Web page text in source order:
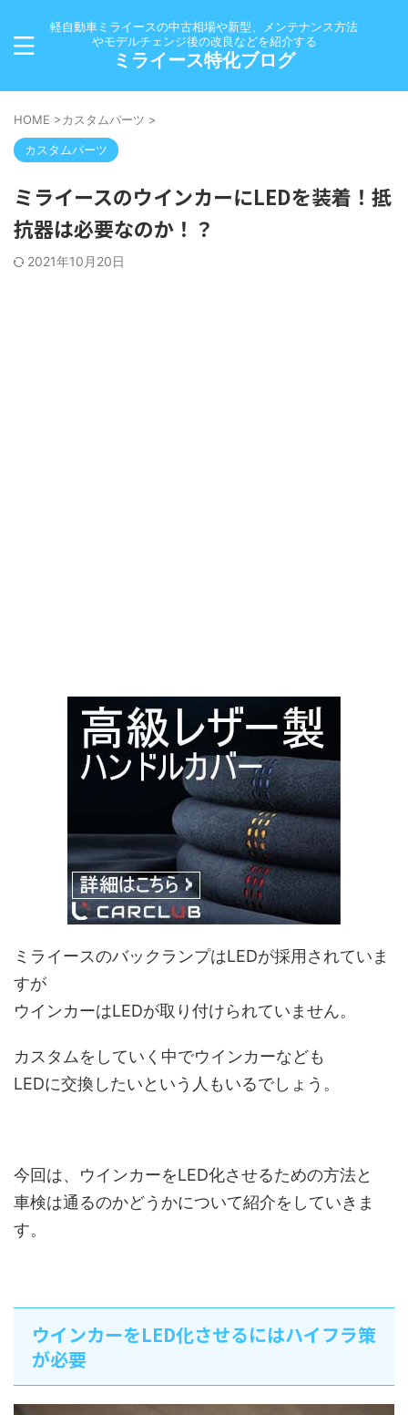
軽自動車ミライースの中古相場や新型、メンテナンス方法
やモデルチェンジ後の改良などを紹介する
ミライース特化ブログ
HOME >カスタムパーツ >
カスタムパーツ
ミライースのウインカーにLEDを装着！抵
抗器は必要なのか！？
2021年10月20日
ミライースのバックランプはLEDが採用されていま
すが
ウインカーはLEDが取り付けられていません。
カスタムをしていく中でウインカーなども
LEDに交換したいという人もいるでしょう。
今回は、ウインカーをLED化させるための方法と
車検は通るのかどうかについて紹介をしていきま
す。
ウインカーをLED化させるにはハイフラ策
が必要